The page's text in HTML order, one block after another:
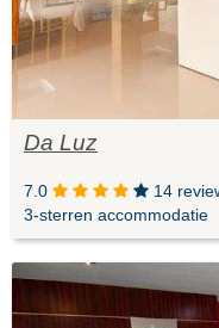
Da Luz
7.0
14
3-sterren accommodatie